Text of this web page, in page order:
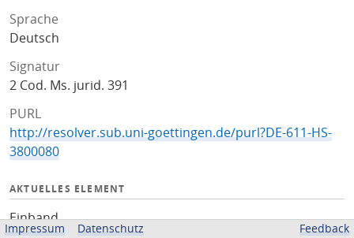
Sprache
Deutsch
Signatur
2 Cod. Ms. jurid. 391
PURL
http://resolver.sub.uni-goettingen.de/purl?DE-611-HS-
3800080
AKTUELLES ELEMENT
Einband
Impressum Datenschutz Feedback